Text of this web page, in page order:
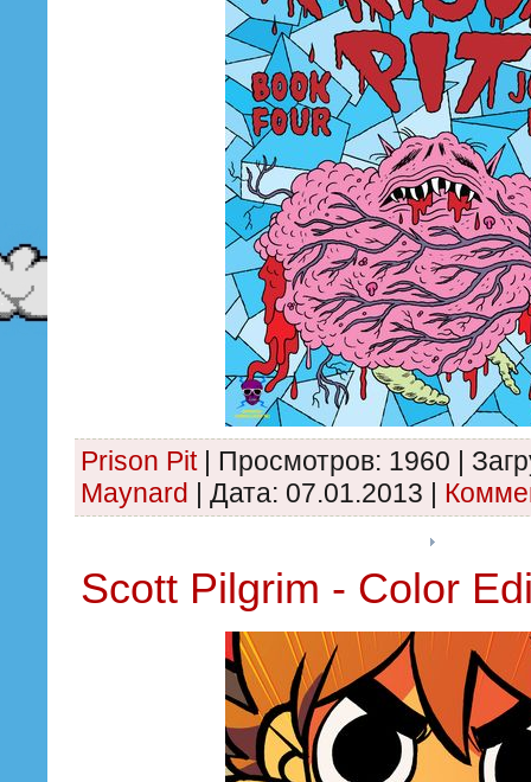
Prison Pit| Просмотров: 1960 |
Maynard | Дата: 07.01.2013 |
Scott Pilgrim - Color